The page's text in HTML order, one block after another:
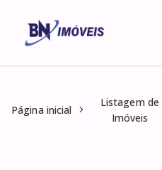
Página inicial
Listagem de
Imóveis